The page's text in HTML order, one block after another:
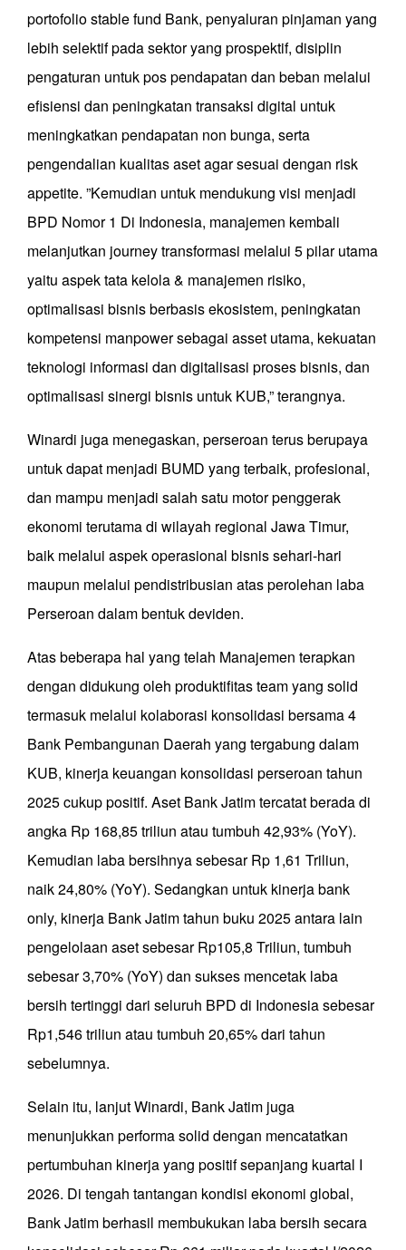
portofolio stable fund Bank, penyaluran pinjaman yang
lebih selektif pada sektor yang prospektif, disiplin
pengaturan untuk pos pendapatan dan beban melalui
efisiensi dan peningkatan transaksi digital untuk
meningkatkan pendapatan non bunga, serta
pengendalian kualitas aset agar sesuai dengan risk
appetite. ”Kemudian untuk mendukung visi menjadi
BPD Nomor 1 Di Indonesia, manajemen kembali
melanjutkan journey transformasi melalui 5 pilar utama
yaitu aspek tata kelola & manajemen risiko,
optimalisasi bisnis berbasis ekosistem, peningkatan
kompetensi manpower sebagai asset utama, kekuatan
teknologi informasi dan digitalisasi proses bisnis, dan
optimalisasi sinergi bisnis untuk KUB,” terangnya.
Winardi juga menegaskan, perseroan terus berupaya
untuk dapat menjadi BUMD yang terbaik, profesional,
dan mampu menjadi salah satu motor penggerak
ekonomi terutama di wilayah regional Jawa Timur,
baik melalui aspek operasional bisnis sehari-hari
maupun melalui pendistribusian atas perolehan laba
Perseroan dalam bentuk deviden.
Atas beberapa hal yang telah Manajemen terapkan
dengan didukung oleh produktifitas team yang solid
termasuk melalui kolaborasi konsolidasi bersama 4
Bank Pembangunan Daerah yang tergabung dalam
KUB, kinerja keuangan konsolidasi perseroan tahun
2025 cukup positif. Aset Bank Jatim tercatat berada di
angka Rp 168,85 triliun atau tumbuh 42,93% (YoY).
Kemudian laba bersihnya sebesar Rp 1,61 Triliun,
naik 24,80% (YoY). Sedangkan untuk kinerja bank
only, kinerja Bank Jatim tahun buku 2025 antara lain
pengelolaan aset sebesar Rp105,8 Triliun, tumbuh
sebesar 3,70% (YoY) dan sukses mencetak laba
bersih tertinggi dari seluruh BPD di Indonesia sebesar
Rp1,546 triliun atau tumbuh 20,65% dari tahun
sebelumnya.
Selain itu, lanjut Winardi, Bank Jatim juga
menunjukkan performa solid dengan mencatatkan
pertumbuhan kinerja yang positif sepanjang kuartal I
2026. Di tengah tantangan kondisi ekonomi global,
Bank Jatim berhasil membukukan laba bersih secara